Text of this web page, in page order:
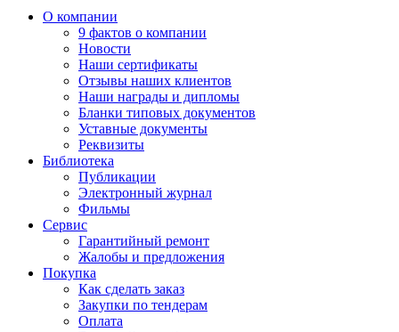
О компании
9 фактов о компании
Новости
Наши сертификаты
Отзывы наших клиентов
Наши награды и дипломы
Бланки типовых документов
Уставные документы
Реквизиты
Библиотека
Публикации
Электронный журнал
Фильмы
Сервис
Гарантийный ремонт
Жалобы и предложения
Покупка
Как сделать заказ
Закупки по тендерам
Оплата